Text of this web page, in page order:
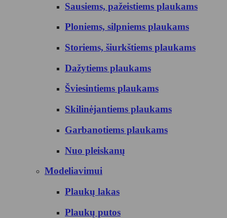
Sausiems, pažeistiems plaukams
Ploniems, silpniems plaukams
Storiems, šiurkštiems plaukams
Dažytiems plaukams
Šviesintiems plaukams
Skilinėjantiems plaukams
Garbanotiems plaukams
Nuo pleiskanų
Modeliavimui
Plaukų lakas
Plaukų putos